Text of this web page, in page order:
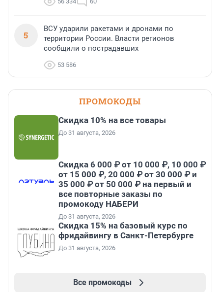
5
ВСУ ударили ракетами и дронами по
территории России. Власти регионов
сообщили о пострадавших
53 586
ПРОМОКОДЫ
Скидка 10% на все товары
До 31 августа, 2026
Скидка 6 000 ₽ от 10 000 ₽, 10 000 ₽
от 15 000 ₽, 20 000 ₽ от 30 000 ₽ и
35 000 ₽ от 50 000 ₽ на первый и
все повторные заказы по
промокоду НАБЕРИ
До 31 августа, 2026
Скидка 15% на базовый курс по
фридайвингу в Санкт-Петербурге
До 31 августа, 2026
Все промокоды